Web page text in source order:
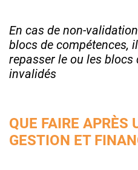
En cas de non-
blocs de compétences,
repasser le ou les blocs
invalidés
QUE FAIRE APRÈS
GESTION ET